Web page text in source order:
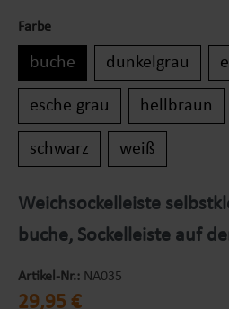
Farbe
buche dunkelgrau
esche grau hellbraun
schwarz weiß
Weichsockelleiste
buche, Sockelleiste auf
Artikel-Nr.: NA035
Regulärer Preis:
29,95 €